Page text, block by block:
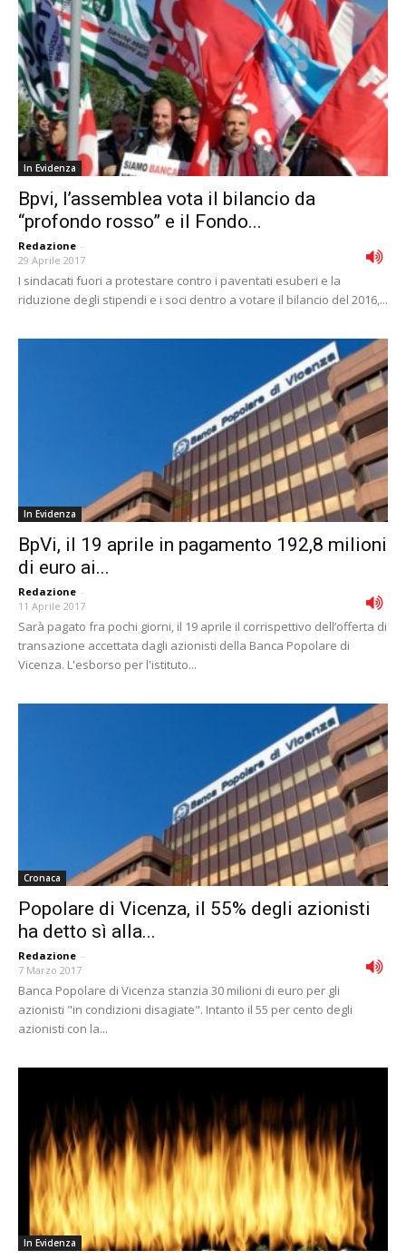
In Evidenza
Bpvi, l’assemblea vota il bilancio da
“profondo rosso” e il Fondo...
Redazione -
29 Aprile 2017
I sindacati fuori a protestare contro i paventati esuberi e la
riduzione degli stipendi e i soci dentro a votare il bilancio del 2016,...
In Evidenza
BpVi, il 19 aprile in pagamento 192,8 milioni
di euro ai...
Redazione -
11 Aprile 2017
Sarà pagato fra pochi giorni, il 19 aprile il corrispettivo dell’offerta di
transazione accettata dagli azionisti della Banca Popolare di
Vicenza. L'esborso per l'istituto...
Cronaca
Popolare di Vicenza, il 55% degli azionisti
ha detto sì alla...
Redazione -
7 Marzo 2017
Banca Popolare di Vicenza stanzia 30 milioni di euro per gli
azionisti "in condizioni disagiate". Intanto il 55 per cento degli
azionisti con la...
In Evidenza